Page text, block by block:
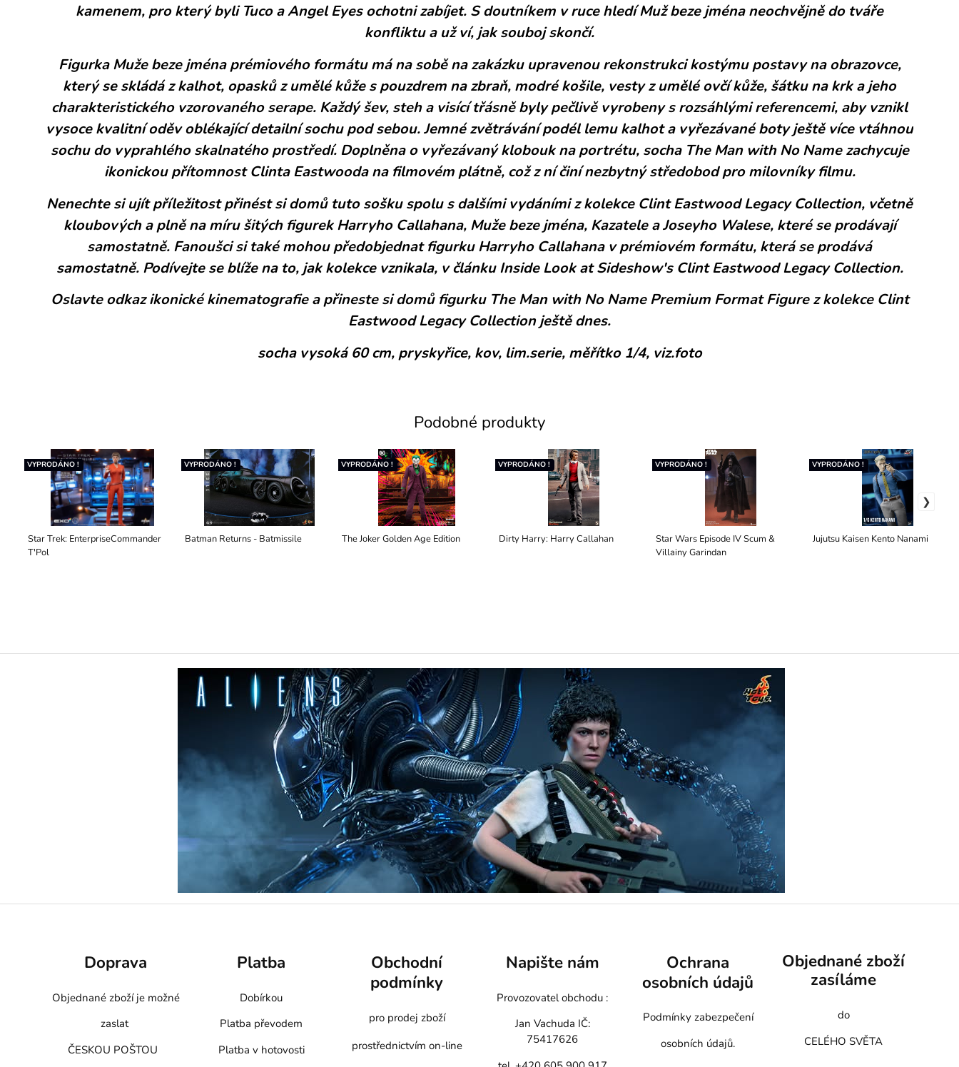
kamenem, pro který byli Tuco a Angel Eyes ochotni zabíjet. S doutníkem v ruce hledí Muž beze jména neochvějně do tváře
konfliktu a už ví, jak souboj skončí.
Figurka Muže beze jména prémiového formátu má na sobě na zakázku upravenou rekonstrukci kostýmu postavy na obrazovce,
který se skládá z kalhot, opasků z umělé kůže s pouzdrem na zbraň, modré košile, vesty z umělé ovčí kůže, šátku na krk a jeho
charakteristického vzorovaného serape. Každý šev, steh a visící třásně byly pečlivě vyrobeny s rozsáhlými referencemi, aby vznikl
vysoce kvalitní oděv oblékající detailní sochu pod sebou. Jemné zvětrávání podél lemu kalhot a vyřezávané boty ještě více vtáhnou
sochu do vyprahlého skalnatého prostředí. Doplněna o vyřezávaný klobouk na portrétu, socha The Man with No Name zachycuje
ikonickou přítomnost Clinta Eastwooda na filmovém plátně, což z ní činí nezbytný středobod pro milovníky filmu.
Nenechte si ujít příležitost přinést si domů tuto sošku spolu s dalšími vydáními z kolekce Clint Eastwood Legacy Collection, včetně
kloubových a plně na míru šitých figurek Harryho Callahana, Muže beze jména, Kazatele a Joseyho Walese, které se prodávají
samostatně. Fanoušci si také mohou předobjednat figurku Harryho Callahana v prémiovém formátu, která se prodává
samostatně. Podívejte se blíže na to, jak kolekce vznikala, v článku Inside Look at Sideshow's Clint Eastwood Legacy Collection.
Oslavte odkaz ikonické kinematografie a přineste si domů figurku The Man with No Name Premium Format Figure z kolekce Clint
Eastwood Legacy Collection ještě dnes.
socha vysoká 60 cm, pryskyřice, kov, lim.serie, měřítko 1/4, viz.foto
Podobné produkty
Star Trek: EnterpriseCommander
T'Pol
VYPRODÁNO !
Batman Returns - Batmissile
VYPRODÁNO !
The Joker Golden Age Edition
VYPRODÁNO !
Dirty Harry: Harry Callahan
VYPRODÁNO !
Star Wars Episode IV Scum &
Villainy Garindan
VYPRODÁNO !
Jujutsu Kaisen Kento Nanami
VYPRODÁNO !
Doprava
Objednané zboží je možné
zaslat
ČESKOU POŠTOU
Platba
Dobírkou
Platba převodem
Platba v hotovosti
Obchodní
podmínky
pro prodej zboží
prostřednictvím on-line
Napište nám
Provozovatel obchodu :
Jan Vachuda IČ:
75417626
Ochrana
osobních údajů
Podmínky zabezpečení
osobních údajů.
Objednané zboží
zasíláme
do
CELÉHO SVĚTA